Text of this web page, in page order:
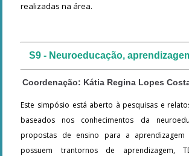
realizadas na área.
S9 - Neuroeducação,
Coordenação: Kátia Regina Lopes
Este simpósio está aberto à pesquisas e
baseados nos conhecimentos da
propostas de ensino para a
possuem trantornos de aprendizagem,